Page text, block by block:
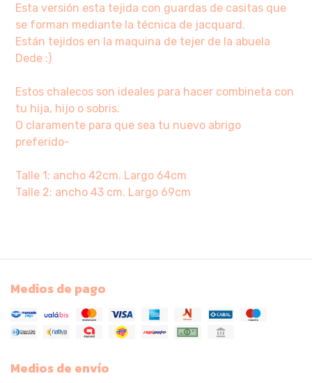
Esta versión esta tejida con guardas de casitas que
se forman mediante la técnica de jacquard.
Están tejidos en la maquina de tejer de la abuela
Dede :)
Estos chalecos son ideales para hacer combineta con
tu hija, hijo o sobris.
O claramente para que sea tu nuevo abrigo
preferido-
Talle 1: ancho 42cm. Largo 64cm
Talle 2: ancho 43 cm. Largo 69cm
Medios de pago
Medios de envío